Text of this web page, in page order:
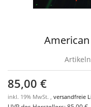
American
85,00 €
inkl. 19% MwSt. , versandfreie